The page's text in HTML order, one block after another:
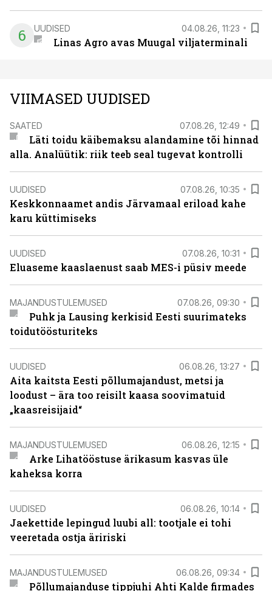
6 UUDISED 04.08.26, 11:23
Linas Agro avas Muugal viljaterminali
VIIMASED UUDISED
SAATED 07.08.26, 12:49
Läti toidu käibemaksu alandamine tõi hinnad
alla. Analüütik: riik teeb seal tugevat kontrolli
UUDISED 07.08.26, 10:35
Keskkonnaamet andis Järvamaal eriload kahe
karu küttimiseks
UUDISED 07.08.26, 10:31
Eluaseme kaaslaenust saab MES-i püsiv meede
MAJANDUSTULEMUSED 07.08.26, 09:30
Puhk ja Lausing kerkisid Eesti suurimateks
toidutöösturiteks
UUDISED 06.08.26, 13:27
Aita kaitsta Eesti põllumajandust, metsi ja
loodust – ära too reisilt kaasa soovimatuid
„kaasreisijaid“
MAJANDUSTULEMUSED 06.08.26, 12:15
Arke Lihatööstuse ärikasum kasvas üle
kaheksa korra
UUDISED 06.08.26, 10:14
Jaekettide lepingud luubi all: tootjale ei tohi
veeretada ostja äririski
MAJANDUSTULEMUSED 06.08.26, 09:34
Põllumajanduse tippjuhi Ahti Kalde firmades